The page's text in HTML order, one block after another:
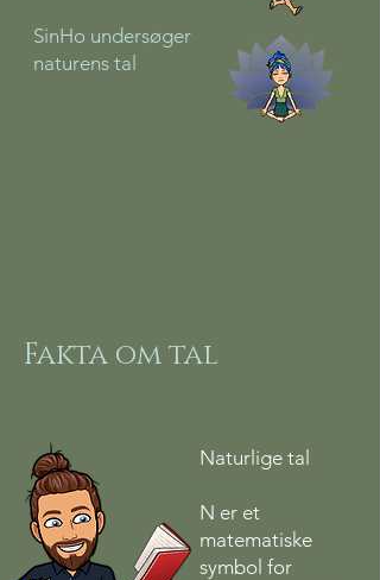
SinHo undersøger
naturens tal
Fakta om tal
Naturlige tal
N er et
matematiske
symbol for